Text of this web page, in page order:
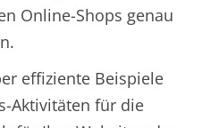
Online-Shops genau
effiziente Beispiele
Aktivitäten für die